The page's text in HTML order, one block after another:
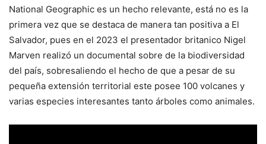
National Geographic es un hecho relevante, está no es la
primera vez que se destaca de manera tan positiva a El
Salvador, pues en el 2023 el presentador britanico Nigel
Marven realizó un documental sobre de la biodiversidad
del país, sobresaliendo el hecho de que a pesar de su
pequeña extensión territorial este posee 100 volcanes y
varias especies interesantes tanto árboles como animales.